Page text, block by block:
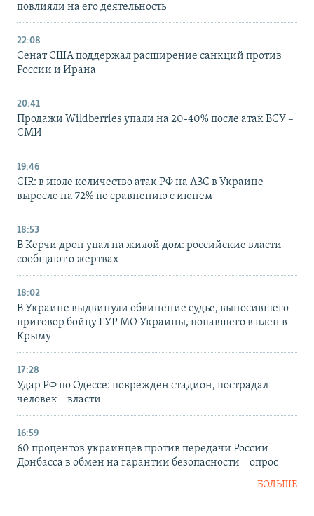
повлияли на его деятельность
22:08
Сенат США поддержал расширение санкций против
России и Ирана
20:41
Продажи Wildberries упали на 20-40% после атак ВСУ –
СМИ
19:46
CIR: в июле количество атак РФ на АЗС в Украине
выросло на 72% по сравнению с июнем
18:53
В Керчи дрон упал на жилой дом: российские власти
сообщают о жертвах
18:02
В Украине выдвинули обвинение судье, выносившего
приговор бойцу ГУР МО Украины, попавшего в плен в
Крыму
17:28
Удар РФ по Одессе: поврежден стадион, пострадал
человек – власти
16:59
60 процентов украинцев против передачи России
Донбасса в обмен на гарантии безопасности – опрос
БОЛЬШЕ